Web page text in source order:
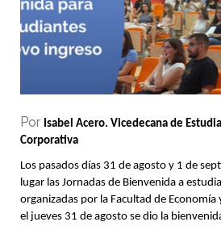
Por Isabel Acero. Vicedecana de
Corporativa
Los pasados días 31 de agosto y 1 de
lugar las Jornadas de Bienvenida a
organizadas por la Facultad de Economía
el jueves 31 de agosto se dio la